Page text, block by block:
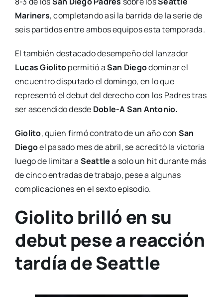
Mariners, completando así la barrida de la serie de
seis partidos entre ambos equipos esta temporada.
El también destacado desempeño del lanzador
Lucas Giolitopermitió aSan Diegodominar el
encuentro disputado el domingo, en lo que
representó el debut del derecho con los Padres tras
ser ascendido desde Doble-A San Antonio.
Giolito, quien firmó contrato de un año con San
Diegoel pasado mes de abril, se acreditó la victoria
luego de limitar a Seattlea solo un hit durante más
de cinco entradas de trabajo, pese a algunas
complicaciones en el sexto episodio.
Giolito brilló en su
debut pese a reacción
tardía de Seattle